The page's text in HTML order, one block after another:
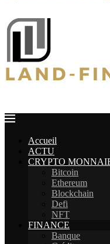
Accueil
ACTU
CRYPTO
Bitcoin
Ethereum
Blockchain
Defi
NFT
FINANCE
Banque